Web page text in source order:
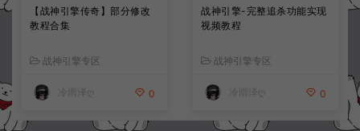
【战神引擎传奇】部分修改
教程合集
战神引擎专区
冷雨泽ღ 0
战神引擎-完整追杀功能实现
视频教程
战神引擎专区
冷雨泽ღ 0